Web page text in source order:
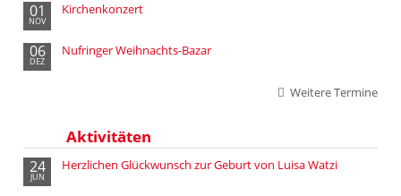
01
NOV
Kirchenkonzert
06
DEZ
Nufringer Weihnachts-Bazar
Weitere Termine
Aktivitäten
24
JUN
Herzlichen Glückwunsch zur Geburt von Luisa Watzi